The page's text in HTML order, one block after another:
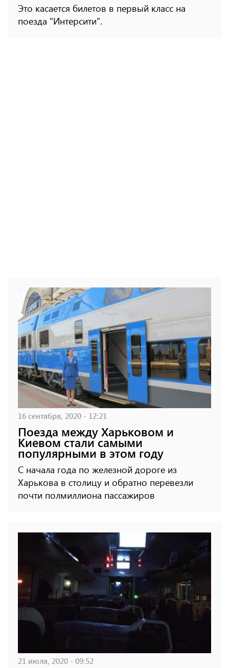
Это касается билетов в первый класс на
поезда "Интерсити".
16 сентября, 2020 - 12:21
Поезда между Харьковом и
Киевом стали самыми
популярными в этом году
С начала года по железной дороге из
Харькова в столицу и обратно перевезли
почти полмиллиона пассажиров
21 июля, 2020 - 09:52